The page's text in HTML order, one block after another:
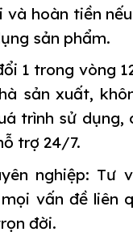
và hoàn tiền
sản phẩm.
1 trong vòng
sản xuất,
trình sử dụng,
trợ 24/7.
nghiệp: Tư
vấn đề liên
đời.